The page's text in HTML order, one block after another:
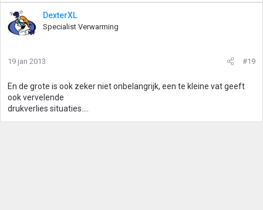
DexterXL
Specialist Verwarming
19 jan 2013 #19
En de grote is ook zeker niet onbelangrijk, een te kleine vat geeft
ook vervelende
drukverlies situaties....